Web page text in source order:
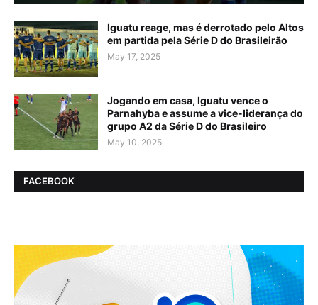
Iguatu reage, mas é derrotado pelo Altos
em partida pela Série D do Brasileirão
May 17, 2025
Jogando em casa, Iguatu vence o
Parnahyba e assume a vice-liderança do
grupo A2 da Série D do Brasileiro
May 10, 2025
FACEBOOK